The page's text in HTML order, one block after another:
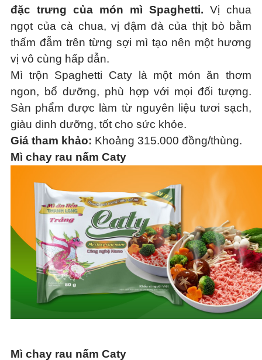
đặc trưng của món mì Spaghetti. Vị chua
ngọt của cà chua, vị đậm đà của thịt bò bằm
thấm đẫm trên từng sợi mì tạo nên một hương
vị vô cùng hấp dẫn.
Mì trộn Spaghetti Caty là một món ăn thơm
ngon, bổ dưỡng, phù hợp với mọi đối tượng.
Sản phẩm được làm từ nguyên liệu tươi sạch,
giàu dinh dưỡng, tốt cho sức khỏe.
Giá tham khảo: Khoảng 315.000 đồng/thùng.
Mì chay rau nấm Caty
Mì chay rau nấm Caty